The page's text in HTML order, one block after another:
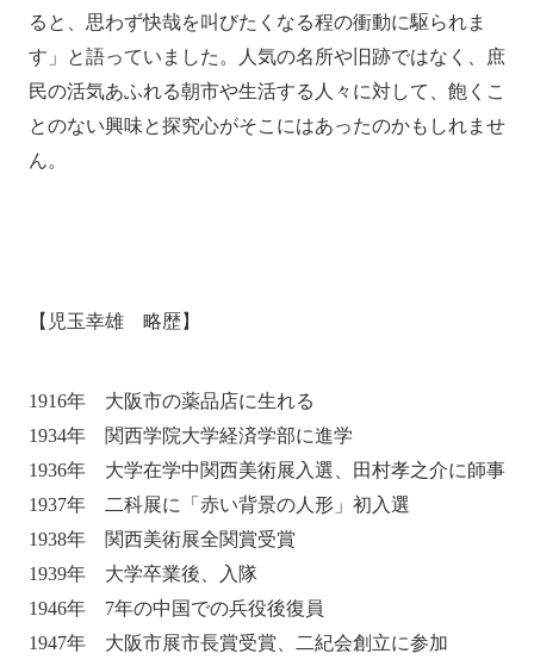
ると、思わず快哉を叫びたくなる程の衝動に駆られま
す」と語っていました。人気の名所や旧跡ではなく、庶
民の活気あふれる朝市や生活する人々に対して、飽くこ
とのない興味と探究心がそこにはあったのかもしれませ
ん。
【児玉幸雄 略歴】
1916年 大阪市の薬品店に生れる
1934年 関西学院大学経済学部に進学
1936年 大学在学中関西美術展入選、田村孝之介に師事
1937年 二科展に「赤い背景の人形」初入選
1938年 関西美術展全関賞受賞
1939年 大学卒業後、入隊
1946年 7年の中国での兵役後復員
1947年 大阪市展市長賞受賞、二紀会創立に参加